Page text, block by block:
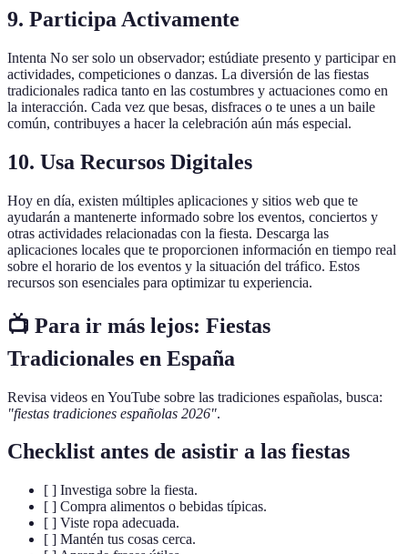
9. Participa Activamente
Intenta No ser solo un observador; estúdiate presento y participar en
actividades, competiciones o danzas. La diversión de las fiestas
tradicionales radica tanto en las costumbres y actuaciones como en
la interacción. Cada vez que besas, disfraces o te unes a un baile
común, contribuyes a hacer la celebración aún más especial.
10. Usa Recursos Digitales
Hoy en día, existen múltiples aplicaciones y sitios web que te
ayudarán a mantenerte informado sobre los eventos, conciertos y
otras actividades relacionadas con la fiesta. Descarga las
aplicaciones locales que te proporcionen información en tiempo real
sobre el horario de los eventos y la situación del tráfico. Estos
recursos son esenciales para optimizar tu experiencia.
📺 Para ir más lejos: Fiestas
Tradicionales en España
Revisa videos en YouTube sobre las tradiciones españolas, busca:
"fiestas tradiciones españolas 2026".
Checklist antes de asistir a las fiestas
[ ] Investiga sobre la fiesta.
[ ] Compra alimentos o bebidas típicas.
[ ] Viste ropa adecuada.
[ ] Mantén tus cosas cerca.